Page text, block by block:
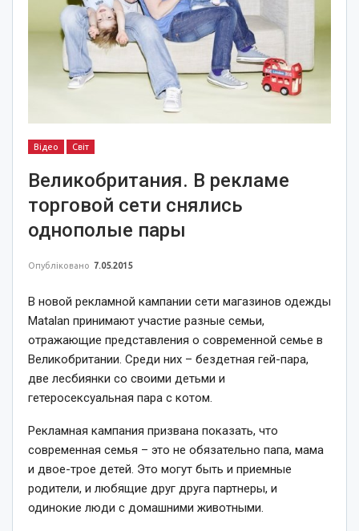
Відео Світ
Великобритания. В рекламе
торговой сети снялись
однополые пары
Опубліковано 7.05.2015
В новой рекламной кампании сети магазинов одежды
Matalan принимают участие разные семьи,
отражающие представления о современной семье в
Великобритании. Среди них – бездетная гей-пара,
две лесбиянки со своими детьми и
гетеросексуальная пара с котом.
Рекламная кампания призвана показать, что
современная семья – это не обязательно папа, мама
и двое-трое детей. Это могут быть и приемные
родители, и любящие друг друга партнеры, и
одинокие люди с домашними животными.